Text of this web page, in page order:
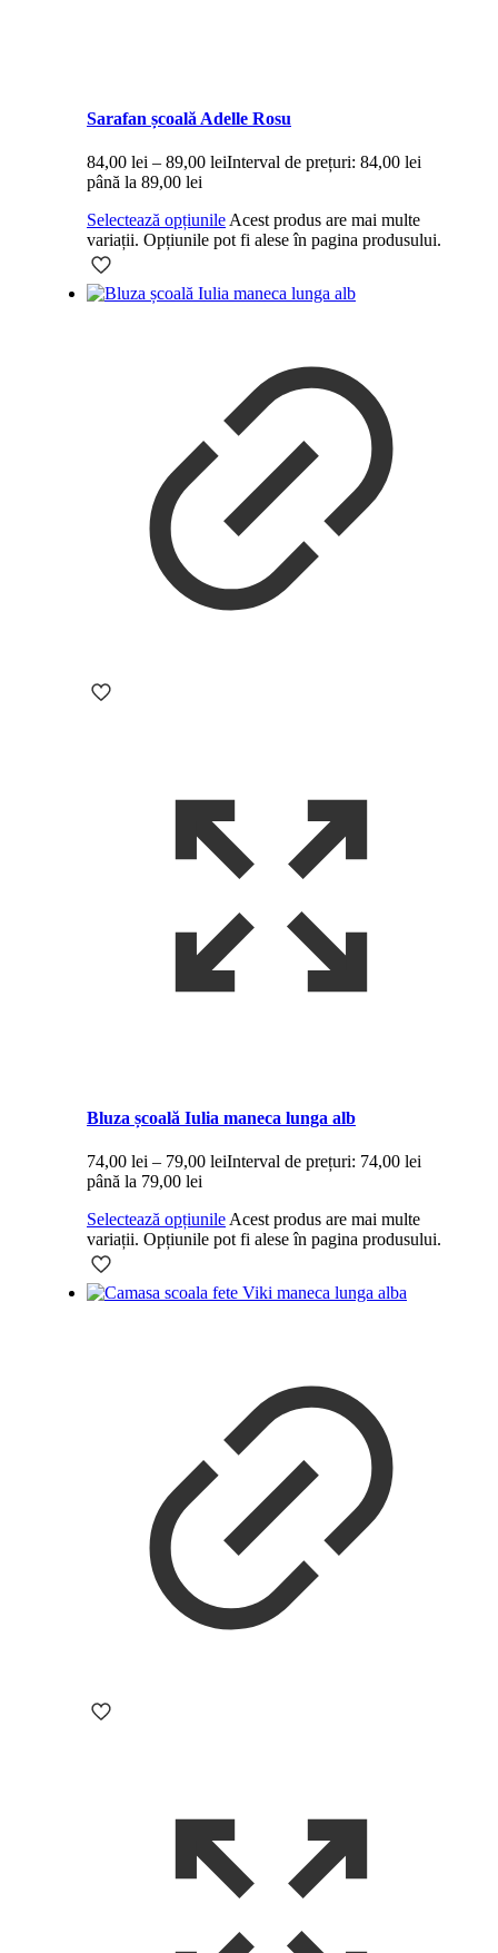
Sarafan școală Adelle Rosu
84,00 lei – 89,00 leiInterval de prețuri: 84,00 lei
până la 89,00 lei
Selectează opțiunile Acest produs are mai multe
variații. Opțiunile pot fi alese în pagina produsului.
Bluza școală Iulia maneca lunga alb
74,00 lei – 79,00 leiInterval de prețuri: 74,00 lei
până la 79,00 lei
Selectează opțiunileAcest produs are mai multe
variații. Opțiunile pot fi alese în pagina produsului.